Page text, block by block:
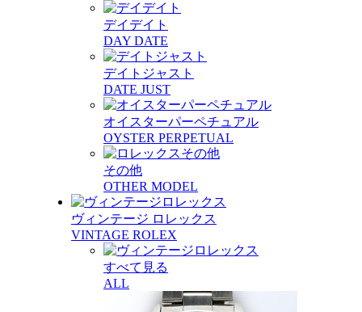
デイデイト
DAY DATE
デイトジャスト
DATE JUST
オイスターパーペチュアル
OYSTER PERPETUAL
その他
OTHER MODEL
ヴィンテージ ロレックス
VINTAGE ROLEX
すべて見る
ALL